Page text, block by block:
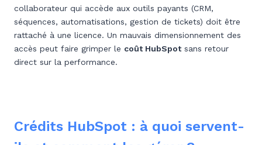
collaborateur qui accède aux outils payants (CRM,
séquences, automatisations, gestion de tickets) doit être
rattaché à une licence. Un mauvais dimensionnement des
accès peut faire grimper le coût HubSpotsans retour
direct sur la performance.
Crédits HubSpot : à quoi servent-